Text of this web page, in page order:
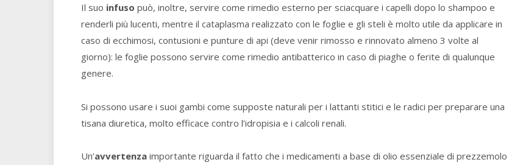
Il suo infuso può, inoltre, servire come rimedio esterno per sciacquare i capelli dopo lo shampoo e
renderli più lucenti, mentre il cataplasma realizzato con le foglie e gli steli è molto utile da applicare in
caso di ecchimosi, contusioni e punture di api (deve venir rimosso e rinnovato almeno 3 volte al
giorno): le foglie possono servire come rimedio antibatterico in caso di piaghe o ferite di qualunque
genere.
Si possono usare i suoi gambi come supposte naturali per i lattanti stitici e le radici per preparare una
tisana diuretica, molto efficace contro l’idropisia e i calcoli renali.
Un’avvertenza importante riguarda il fatto che i medicamenti a base di olio essenziale di prezzemolo